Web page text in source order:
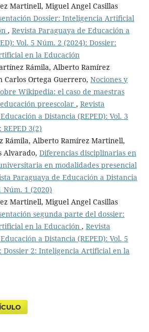
Martinell, Miguel Angel Casillas
Dossier: Inteligencia Artificial
, Revista Paraguaya de Educación a
Vol. 5 Núm. 2 (2024): Dossier:
en la Educación
Rámila, Alberto Ramírez
Carlos Ortega Guerrero, Nociones y
Wikipedia: el caso de maestras
preescolar , Revista
a Distancia (REPED): Vol. 3
3(2)
Rámila, Alberto Ramírez Martinell,
Alvarado, Diferencias disciplinarias en
en modalidades presencial
Paraguaya de Educación a Distancia
Núm. 1 (2020)
Martinell, Miguel Angel Casillas
segunda parte del dossier:
en la Educación , Revista
a Distancia (REPED): Vol. 5
Dossier 2: Inteligencia Artificial en la